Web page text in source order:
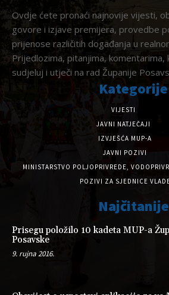
Ovdje ćete pronaći najnovije vijesti,
govore i izjave premijera, provedbe
prijenose različitih događanja u
Prijedlozima, pitanjima, komentarima,
sudjeluj i utječi na rad Županije
Kategorije
VIJESTI
JAVNI NATJEČAJI
IZVJEŠĆA MUP-A
JAVNI POZIVI
MINISTARSTVO POLJOPRIVREDE,
POZIVI ZA SJEDNICE
Najčitanije
Prisegu položilo 10 kadeta MUP-a
Posavske
9. rujna 2016.